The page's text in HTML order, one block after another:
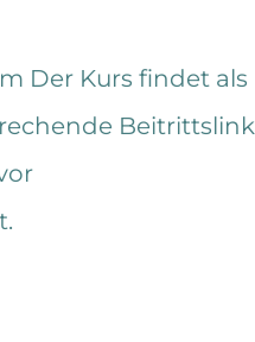
Der Kurs findet als
Beitrittslink